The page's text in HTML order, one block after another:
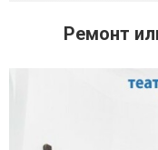
Ремонт